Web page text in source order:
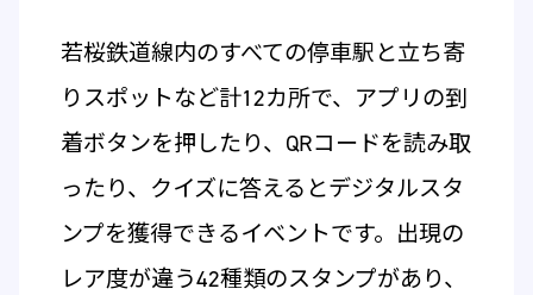
若桜鉄道線内のすべての停車駅と立ち寄
りスポットなど計12カ所で、アプリの到
着ボタンを押したり、QRコードを読み取
ったり、クイズに答えるとデジタルスタ
ンプを獲得できるイベントです。出現の
レア度が違う42種類のスタンプがあり、